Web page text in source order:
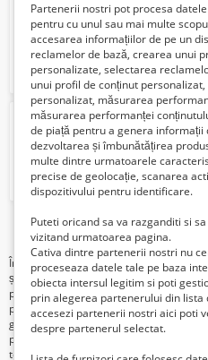
American
500 Euro €
Vând bichon
650 Lei
În categoria "Câini", veți găsi o gamă
și dorințe. Dacă sunteți în căutarea
prin anunțurile de adopție și vânzare
preferați o rasă specifică sau sunteți
găsi câini de toate vârstele și
pot conține informații detaliate despre
temperamentul, nivelul de activitate și
Partenerii nostri pot procesa
pentru cu unul sau mai multe
accesarea informațiilor de pe un
reclamelor de bază, crearea unui
personalizate, selectarea
unui profil de conținut
personalizat, măsurarea
măsurarea performanței
de piață pentru a genera informații
dezvoltarea și îmbunătățirea
multe dintre urmatoarele
precise de geolocație, scanarea
dispozitivului pentru identificare.
Puteti oricand sa va razganditi si
vizitand urmatoarea pagina.
Cativa dintre partenerii nostri nu
proceseaza datele tale pe baza
obiecta intersul legitim si poti
prin alegerea partenerului din lista
accesezi partenerii nostri aici poti
despre partenerul selectat.